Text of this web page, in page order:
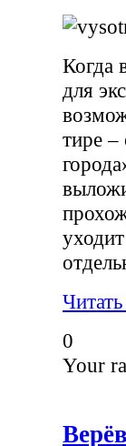
Когда
для
тире –
0
Your